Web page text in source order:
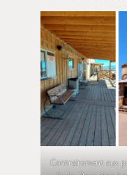
Contrairement aux